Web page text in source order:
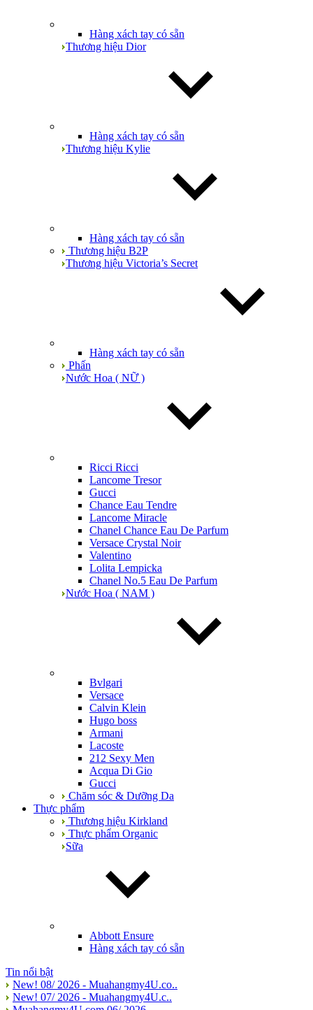
Hàng xách tay có sẵn
Thương hiệu Dior
Hàng xách tay có sẵn
Thương hiệu Kylie
Hàng xách tay có sẵn
Thương hiệu B2P
Thương hiệu Victoria’s Secret
Hàng xách tay có sẵn
Phấn
Nước Hoa ( NỮ )
Ricci Ricci
Lancome Tresor
Gucci
Chance Eau Tendre
Lancome Miracle
Chanel Chance Eau De Parfum
Versace Crystal Noir
Valentino
Lolita Lempicka
Chanel No.5 Eau De Parfum
Nước Hoa ( NAM )
Bvlgari
Versace
Calvin Klein
Hugo boss
Armani
Lacoste
212 Sexy Men
Acqua Di Gio
Gucci
Chăm sóc & Dưỡng Da
Thực phẩm
Thương hiệu Kirkland
Thực phẩm Organic
Sữa
Abbott Ensure
Hàng xách tay có sẵn
Tin nổi bật
New! 08/ 2026 - Muahangmy4U.co..
New! 07/ 2026 - Muahangmy4U.c..